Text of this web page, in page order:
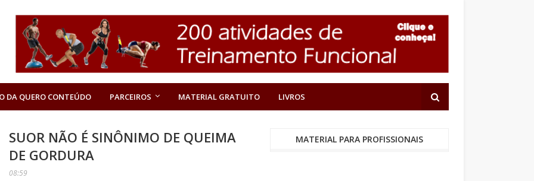
DA QUERO CONTEÚDO PARCEIROS MATERIAL GRATUITO LIVROS
SUOR NÃO É SINÔNIMO DE QUEIMA
DE GORDURA
08:59
MATERIAL PARA PROFISSIONAIS